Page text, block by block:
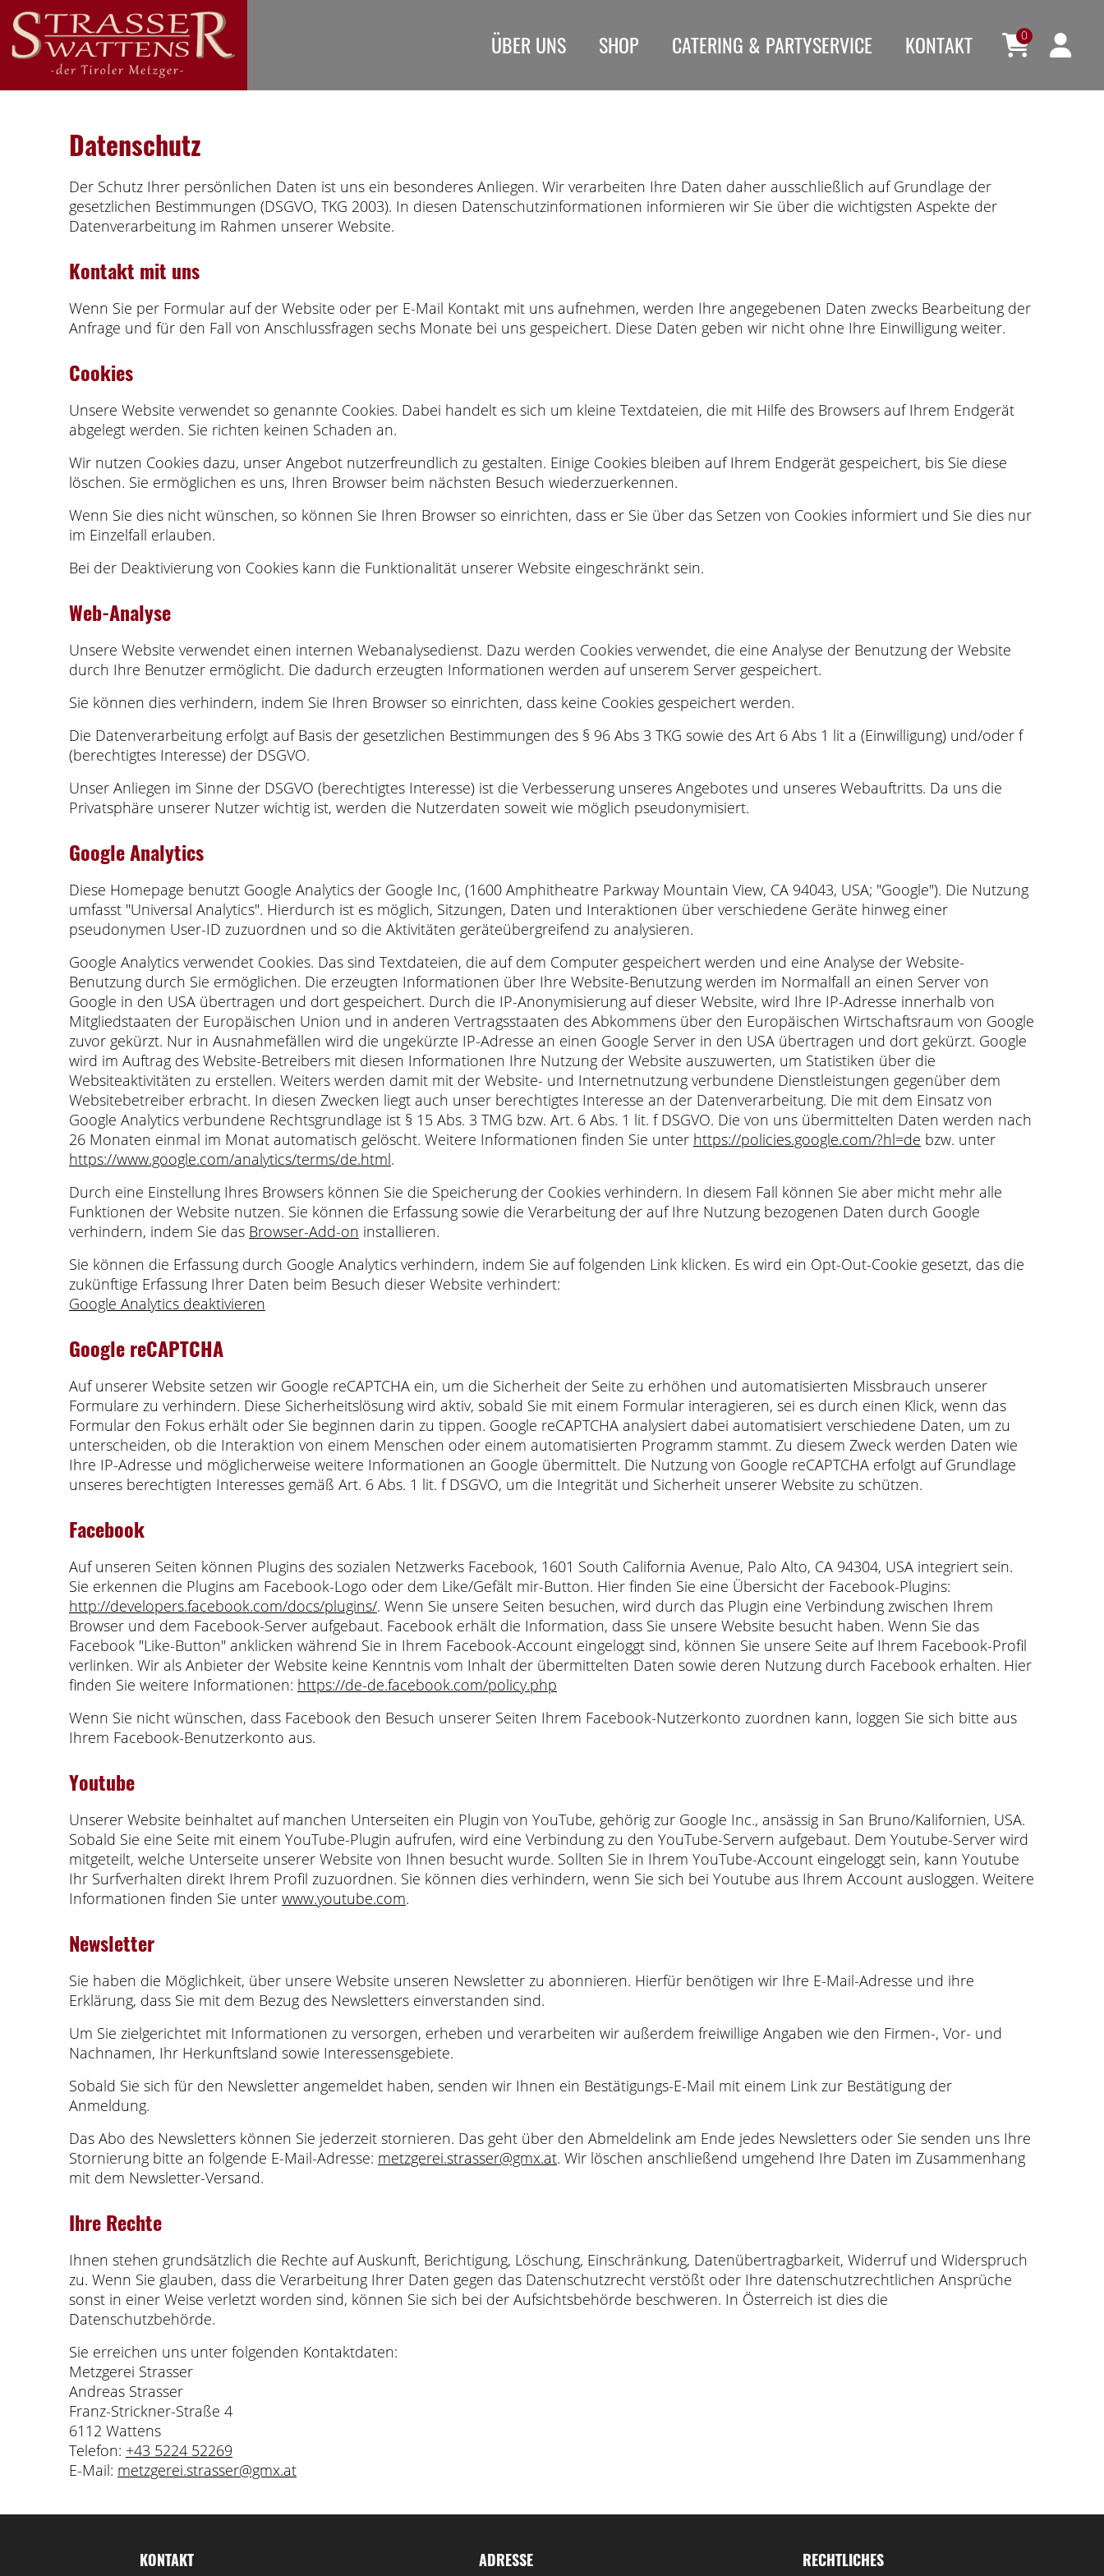
ÜBER UNS SHOP CATERING & PARTYSERVICE KONTAKT 0
Datenschutz
Der Schutz Ihrer persönlichen Daten ist uns ein besonderes Anliegen. Wir verarbeiten Ihre Daten daher ausschließlich auf Grundlage der
gesetzlichen Bestimmungen (DSGVO, TKG 2003). In diesen Datenschutzinformationen informieren wir Sie über die wichtigsten Aspekte der
Datenverarbeitung im Rahmen unserer Website.
Kontakt mit uns
Wenn Sie per Formular auf der Website oder per E-Mail Kontakt mit uns aufnehmen, werden Ihre angegebenen Daten zwecks Bearbeitung der
Anfrage und für den Fall von Anschlussfragen sechs Monate bei uns gespeichert. Diese Daten geben wir nicht ohne Ihre Einwilligung weiter.
Cookies
Unsere Website verwendet so genannte Cookies. Dabei handelt es sich um kleine Textdateien, die mit Hilfe des Browsers auf Ihrem Endgerät
abgelegt werden. Sie richten keinen Schaden an.
Wir nutzen Cookies dazu, unser Angebot nutzerfreundlich zu gestalten. Einige Cookies bleiben auf Ihrem Endgerät gespeichert, bis Sie diese
löschen. Sie ermöglichen es uns, Ihren Browser beim nächsten Besuch wiederzuerkennen.
Wenn Sie dies nicht wünschen, so können Sie Ihren Browser so einrichten, dass er Sie über das Setzen von Cookies informiert und Sie dies nur
im Einzelfall erlauben.
Bei der Deaktivierung von Cookies kann die Funktionalität unserer Website eingeschränkt sein.
Web-Analyse
Unsere Website verwendet einen internen Webanalysedienst. Dazu werden Cookies verwendet, die eine Analyse der Benutzung der Website
durch Ihre Benutzer ermöglicht. Die dadurch erzeugten Informationen werden auf unserem Server gespeichert.
Sie können dies verhindern, indem Sie Ihren Browser so einrichten, dass keine Cookies gespeichert werden.
Die Datenverarbeitung erfolgt auf Basis der gesetzlichen Bestimmungen des § 96 Abs 3 TKG sowie des Art 6 Abs 1 lit a (Einwilligung) und/oder f
(berechtigtes Interesse) der DSGVO.
Unser Anliegen im Sinne der DSGVO (berechtigtes Interesse) ist die Verbesserung unseres Angebotes und unseres Webauftritts. Da uns die
Privatsphäre unserer Nutzer wichtig ist, werden die Nutzerdaten soweit wie möglich pseudonymisiert.
Google Analytics
Diese Homepage benutzt Google Analytics der Google Inc, (1600 Amphitheatre Parkway Mountain View, CA 94043, USA; "Google"). Die Nutzung
umfasst "Universal Analytics". Hierdurch ist es möglich, Sitzungen, Daten und Interaktionen über verschiedene Geräte hinweg einer
pseudonymen User-ID zuzuordnen und so die Aktivitäten geräteübergreifend zu analysieren.
Google Analytics verwendet Cookies. Das sind Textdateien, die auf dem Computer gespeichert werden und eine Analyse der Website-
Benutzung durch Sie ermöglichen. Die erzeugten Informationen über Ihre Website-Benutzung werden im Normalfall an einen Server von
Google in den USA übertragen und dort gespeichert. Durch die IP-Anonymisierung auf dieser Website, wird Ihre IP-Adresse innerhalb von
Mitgliedstaaten der Europäischen Union und in anderen Vertragsstaaten des Abkommens über den Europäischen Wirtschaftsraum von Google
zuvor gekürzt. Nur in Ausnahmefällen wird die ungekürzte IP-Adresse an einen Google Server in den USA übertragen und dort gekürzt. Google
wird im Auftrag des Website-Betreibers mit diesen Informationen Ihre Nutzung der Website auszuwerten, um Statistiken über die
Websiteaktivitäten zu erstellen. Weiters werden damit mit der Website- und Internetnutzung verbundene Dienstleistungen gegenüber dem
Websitebetreiber erbracht. In diesen Zwecken liegt auch unser berechtigtes Interesse an der Datenverarbeitung. Die mit dem Einsatz von
Google Analytics verbundene Rechtsgrundlage ist § 15 Abs. 3 TMG bzw. Art. 6 Abs. 1 lit. f DSGVO. Die von uns übermittelten Daten werden nach
26 Monaten einmal im Monat automatisch gelöscht. Weitere Informationen finden Sie unter https://policies.google.com/?hl=de bzw. unter
https://www.google.com/analytics/terms/de.html.
Durch eine Einstellung Ihres Browsers können Sie die Speicherung der Cookies verhindern. In diesem Fall können Sie aber micht mehr alle
Funktionen der Website nutzen. Sie können die Erfassung sowie die Verarbeitung der auf Ihre Nutzung bezogenen Daten durch Google
verhindern, indem Sie das Browser-Add-on installieren.
Sie können die Erfassung durch Google Analytics verhindern, indem Sie auf folgenden Link klicken. Es wird ein Opt-Out-Cookie gesetzt, das die
zukünftige Erfassung Ihrer Daten beim Besuch dieser Website verhindert:
Google Analytics deaktivieren
Google reCAPTCHA
Auf unserer Website setzen wir Google reCAPTCHA ein, um die Sicherheit der Seite zu erhöhen und automatisierten Missbrauch unserer
Formulare zu verhindern. Diese Sicherheitslösung wird aktiv, sobald Sie mit einem Formular interagieren, sei es durch einen Klick, wenn das
Formular den Fokus erhält oder Sie beginnen darin zu tippen. Google reCAPTCHA analysiert dabei automatisiert verschiedene Daten, um zu
unterscheiden, ob die Interaktion von einem Menschen oder einem automatisierten Programm stammt. Zu diesem Zweck werden Daten wie
Ihre IP-Adresse und möglicherweise weitere Informationen an Google übermittelt. Die Nutzung von Google reCAPTCHA erfolgt auf Grundlage
unseres berechtigten Interesses gemäß Art. 6 Abs. 1 lit. f DSGVO, um die Integrität und Sicherheit unserer Website zu schützen.
Facebook
Auf unseren Seiten können Plugins des sozialen Netzwerks Facebook, 1601 South California Avenue, Palo Alto, CA 94304, USA integriert sein.
Sie erkennen die Plugins am Facebook-Logo oder dem Like/Gefält mir-Button. Hier finden Sie eine Übersicht der Facebook-Plugins:
http://developers.facebook.com/docs/plugins/. Wenn Sie unsere Seiten besuchen, wird durch das Plugin eine Verbindung zwischen Ihrem
Browser und dem Facebook-Server aufgebaut. Facebook erhält die Information, dass Sie unsere Website besucht haben. Wenn Sie das
Facebook "Like-Button" anklicken während Sie in Ihrem Facebook-Account eingeloggt sind, können Sie unsere Seite auf Ihrem Facebook-Profil
verlinken. Wir als Anbieter der Website keine Kenntnis vom Inhalt der übermittelten Daten sowie deren Nutzung durch Facebook erhalten. Hier
finden Sie weitere Informationen: https://de-de.facebook.com/policy.php
Wenn Sie nicht wünschen, dass Facebook den Besuch unserer Seiten Ihrem Facebook-Nutzerkonto zuordnen kann, loggen Sie sich bitte aus
Ihrem Facebook-Benutzerkonto aus.
Youtube
Unserer Website beinhaltet auf manchen Unterseiten ein Plugin von YouTube, gehörig zur Google Inc., ansässig in San Bruno/Kalifornien, USA.
Sobald Sie eine Seite mit einem YouTube-Plugin aufrufen, wird eine Verbindung zu den YouTube-Servern aufgebaut. Dem Youtube-Server wird
mitgeteilt, welche Unterseite unserer Website von Ihnen besucht wurde. Sollten Sie in Ihrem YouTube-Account eingeloggt sein, kann Youtube
Ihr Surfverhalten direkt Ihrem Profil zuzuordnen. Sie können dies verhindern, wenn Sie sich bei Youtube aus Ihrem Account ausloggen. Weitere
Informationen finden Sie unter www.youtube.com.
Newsletter
Sie haben die Möglichkeit, über unsere Website unseren Newsletter zu abonnieren. Hierfür benötigen wir Ihre E-Mail-Adresse und ihre
Erklärung, dass Sie mit dem Bezug des Newsletters einverstanden sind.
Um Sie zielgerichtet mit Informationen zu versorgen, erheben und verarbeiten wir außerdem freiwillige Angaben wie den Firmen-, Vor- und
Nachnamen, Ihr Herkunftsland sowie Interessensgebiete.
Sobald Sie sich für den Newsletter angemeldet haben, senden wir Ihnen ein Bestätigungs-E-Mail mit einem Link zur Bestätigung der
Anmeldung.
Das Abo des Newsletters können Sie jederzeit stornieren. Das geht über den Abmeldelink am Ende jedes Newsletters oder Sie senden uns Ihre
Stornierung bitte an folgende E-Mail-Adresse: metzgerei.strasser@gmx.at. Wir löschen anschließend umgehend Ihre Daten im Zusammenhang
mit dem Newsletter-Versand.
Ihre Rechte
Ihnen stehen grundsätzlich die Rechte auf Auskunft, Berichtigung, Löschung, Einschränkung, Datenübertragbarkeit, Widerruf und Widerspruch
zu. Wenn Sie glauben, dass die Verarbeitung Ihrer Daten gegen das Datenschutzrecht verstößt oder Ihre datenschutzrechtlichen Ansprüche
sonst in einer Weise verletzt worden sind, können Sie sich bei der Aufsichtsbehörde beschweren. In Österreich ist dies die
Datenschutzbehörde.
Sie erreichen uns unter folgenden Kontaktdaten:
Metzgerei Strasser
Andreas Strasser
Franz-Strickner-Straße 4
6112 Wattens
Telefon: +43 5224 52269
E-Mail: metzgerei.strasser@gmx.at
KONTAKT ADRESSE RECHTLICHES